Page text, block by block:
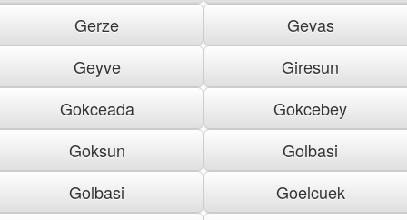
Gerze
Gevas
Geyve
Giresun
Gokceada
Gokcebey
Goksun
Golbasi
Golbasi
Goelcuek